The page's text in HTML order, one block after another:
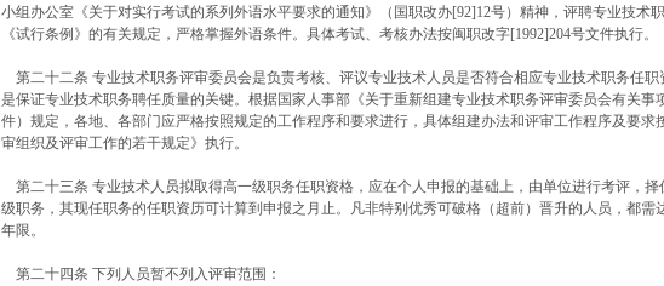
小组办公室《关于对实行考试的系列外语水平要求的通知》（国职改办[92]12号）精神，评聘专业技术
《试行条例》的有关规定，严格掌握外语条件。具体考试、考核办法按闽职改字[1992]204号文件执行。
第二十二条 专业技术职务评审委员会是负责考核、评议专业技术人员是否符合相应专业技术职务任
是保证专业技术职务聘任质量的关键。根据国家人事部《关于重新组建专业技术职务评审委员会有关事
件）规定，各地、各部门应严格按照规定的工作程序和要求进行，具体组建办法和评审工作程序及要求
审组织及评审工作的若干规定》执行。
第二十三条 专业技术人员拟取得高一级职务任职资格，应在个人申报的基础上，由单位进行考评，
级职务，其现任职务的任职资历可计算到申报之月止。凡非特别优秀可破格（超前）晋升的人员，都需
年限。
第二十四条 下列人员暂不列入评审范围：